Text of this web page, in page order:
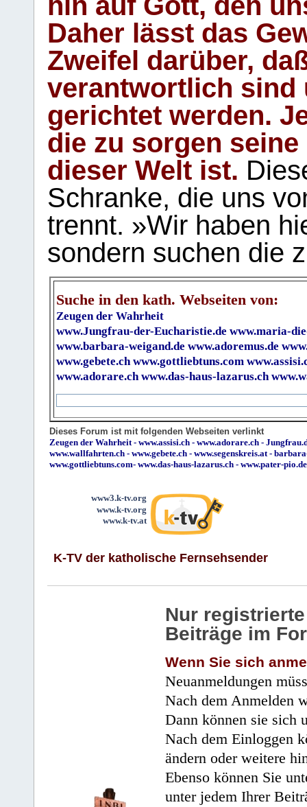
Daher lässt das
Zweifel darüber,
verantwortlich sind
gerichtet werden.
die zu sorgen
dieser Welt ist.
Schranke, die uns
trennt. »Wir haben
sondern suchen die
Suche in den kath. Webseiten von:
Zeugen der Wahrheit
www.Jungfrau-der-Eucharistie.de www.maria-
www.barbara-weigand.de www.adoremus.de
www.gebete.ch www.gottliebtuns.com
www.adorare.ch www.das-haus-lazarus.ch
Dieses Forum ist mit folgenden Webseiten verlinkt
Zeugen der Wahrheit- www.assisi.ch - www.adorare.ch -
www.wallfahrten.ch - www.gebete.ch - www.segenskreis.at-
www.gottliebtuns.com- www.das-haus-lazarus.ch - www.pater-pio.de
www3.k-tv.org
www.k-tv.org
www.k-tv.at
K-TV der katholische Fernsehsender
Nur
Beiträge im
Wenn Sie sich
Neuanmeldungen
Nach dem Anmelden
Dann können sie sich
Nach dem Einloggen
ändern oder weitere
Ebenso können Sie
unter jedem Ihrer